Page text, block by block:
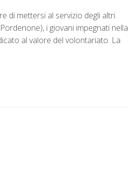
di mettersi al servizio degli altri.
i giovani impegnati nella
al valore del volontariato. La